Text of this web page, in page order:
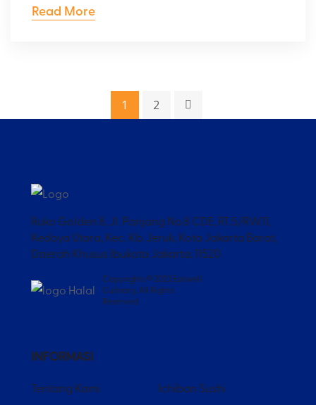
Read More
1 2
Ruko Golden 8, Jl. Panjang No.8 CDE, RT.5/RW.11,
Kedoya Utara, Kec. Kb. Jeruk, Kota Jakarta Barat,
Daerah Khusus Ibukota Jakarta, 11520
Copyrights © 2023 Eatwell
Culinary, All Rights
Reserved
INFORMASI
Tentang Kami
Ichiban Sushi